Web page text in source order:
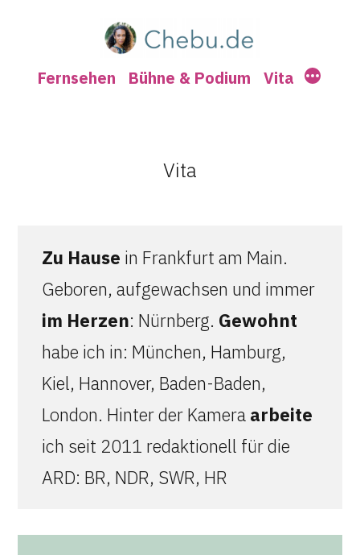
springen
Chebu.de
Fernsehen Bühne & Podium Vita Mehr
Vita
Zu Hause in Frankfurt am Main.
Geboren, aufgewachsen und immer
im Herzen: Nürnberg. Gewohnt
habe ich in: München, Hamburg,
Kiel, Hannover, Baden-Baden,
London. Hinter der Kamera arbeite
ich seit 2011 redaktionell für die
ARD: BR, NDR, SWR, HR